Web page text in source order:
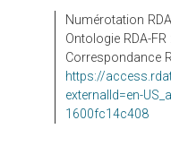
Numérotation
Ontologie RDA-FR :
Correspondance
https://
externalId=en-
1600fc14c408